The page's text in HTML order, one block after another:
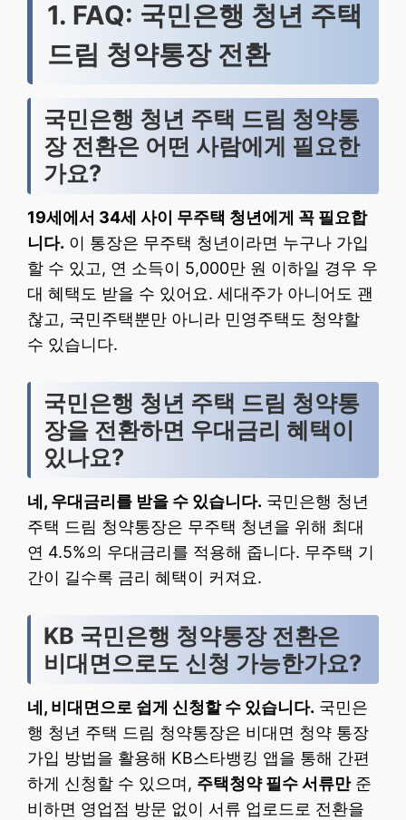
1. FAQ: 국민은행 청년 주택
드림 청약통장 전환
국민은행 청년 주택 드림 청약통
장 전환은 어떤 사람에게 필요한
가요?
19세에서 34세 사이 무주택 청년에게 꼭 필요합
니다. 이 통장은 무주택 청년이라면 누구나 가입
할 수 있고, 연 소득이 5,000만 원 이하일 경우 우
대 혜택도 받을 수 있어요. 세대주가 아니어도 괜
찮고, 국민주택뿐만 아니라 민영주택도 청약할
수 있습니다.
국민은행 청년 주택 드림 청약통
장을 전환하면 우대금리 혜택이
있나요?
네, 우대금리를 받을 수 있습니다. 국민은행 청년
주택 드림 청약통장은 무주택 청년을 위해 최대
연 4.5%의 우대금리를 적용해 줍니다. 무주택 기
간이 길수록 금리 혜택이 커져요.
KB 국민은행 청약통장 전환은
비대면으로도 신청 가능한가요?
네, 비대면으로 쉽게 신청할 수 있습니다. 국민은
행 청년 주택 드림 청약통장은 비대면 청약 통장
가입 방법을 활용해 KB스타뱅킹 앱을 통해 간편
하게 신청할 수 있으며, 주택청약 필수 서류만준
비하면 영업점 방문 없이 서류 업로드로 전환을